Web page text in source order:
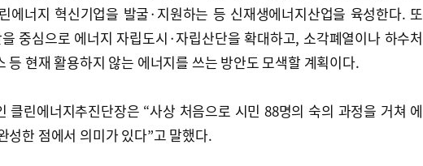
에너지 혁신기업을 발굴·지원하는 등 신재생에너지산업을 육성한다. 또
중심으로 에너지 자립도시·자립산단을 확대하고, 소각폐열이나 하수처
등 현재 활용하지 않는 에너지를 쓰는 방안도 모색할 계획이다.
클린에너지추진단장은 “사상 처음으로 시민 88명의 숙의 과정을 거쳐 에
성한 점에서 의미가 있다”고 말했다.